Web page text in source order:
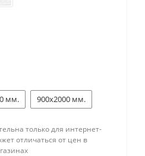
мм. 900x2000 мм.
только для интернет-
отличаться от цен в